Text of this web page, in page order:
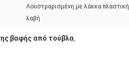
Λουστραρισμένη με λάκκα πλαστική
λαβή
βαφής από τούβλα,